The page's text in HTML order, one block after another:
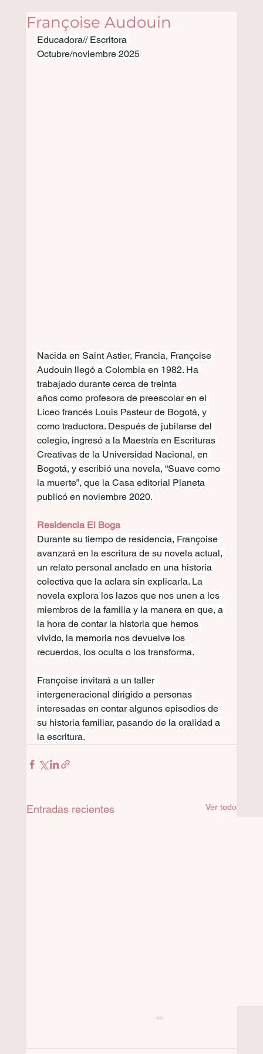
Françoise Audouin
Educadora// Escritora
Octubre/noviembre 2025
Nacida en Saint Astier, Francia, Françoise
Audouin llegó a Colombia en 1982. Ha
trabajado durante cerca de treinta
años como profesora de preescolar en el
Liceo francés Louis Pasteur de Bogotá, y
como traductora. Después de jubilarse del
colegio, ingresó a la Maestría en Escrituras
Creativas de la Universidad Nacional, en
Bogotá, y escribió una novela, “Suave como
la muerte”, que la Casa editorial Planeta
publicó en noviembre 2020.
Residencia El Boga
Durante su tiempo de residencia, Françoise
avanzará en la escritura de su novela actual,
un relato personal anclado en una historia
colectiva que la aclara sin explicarla. La
novela explora los lazos que nos unen a los
miembros de la familia y la manera en que, a
la hora de contar la historia que hemos
vivido, la memoria nos devuelve los
recuerdos, los oculta o los transforma.
Françoise invitará a un taller
intergeneracional dirigido a personas
interesadas en contar algunos episodios de
su historia familiar, pasando de la oralidad a
la escritura.
Entradas recientes Ver todo